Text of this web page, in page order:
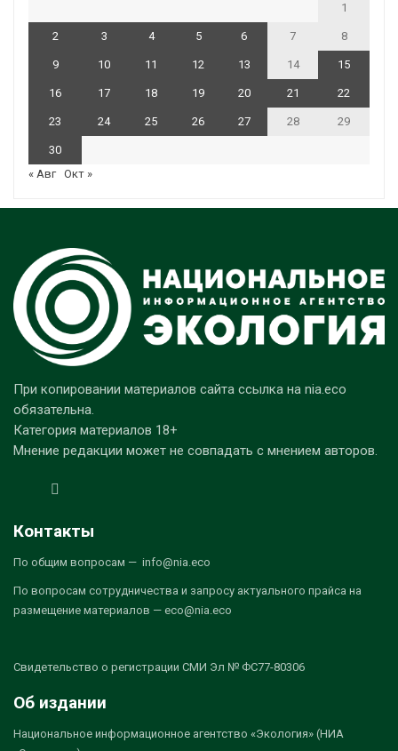
1
2 3 4 5 6 7 8
9 10 11 12 13 14 15
16 17 18 19 20 21 22
23 24 25 26 27 28 29
30
« Авг Окт »
При копировании материалов сайта ссылка на nia.eco
обязательна.
Категория материалов 18+
Мнение редакции может не совпадать с мнением авторов.
Контакты
По общим вопросам — info@nia.eco
По вопросам сотрудничества и запросу актуального прайса на
размещение материалов — eco@nia.eco
Свидетельство о регистрации СМИ Эл № ФС77-80306
Об издании
Национальное информационное агентство «Экология» (НИА